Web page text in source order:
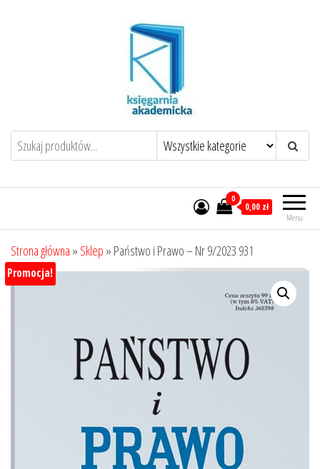
Menu
0
0,00 zł
Strona główna » Sklep » Państwo i Prawo – Nr 9/2023 931
Promocja!